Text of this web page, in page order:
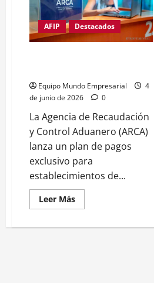
AFIP Destacados
Equipo Mundo Empresarial
4
de junio de 2026
0
La Agencia de Recaudación
y Control Aduanero (ARCA)
lanza un plan de pagos
exclusivo para
establecimientos de...
Leer MásLeer
más
Plan